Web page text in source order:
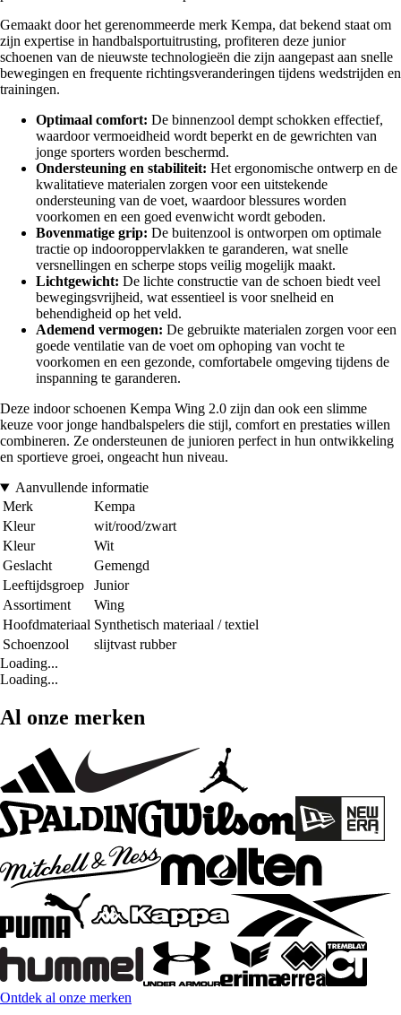
Gemaakt door het gerenommeerde merk Kempa, dat bekend staat om
zijn expertise in handbalsportuitrusting, profiteren deze junior
schoenen van de nieuwste technologieën die zijn aangepast aan snelle
bewegingen en frequente richtingsveranderingen tijdens wedstrijden en
trainingen.
Optimaal comfort: De binnenzool dempt schokken effectief,
waardoor vermoeidheid wordt beperkt en de gewrichten van
jonge sporters worden beschermd.
Ondersteuning en stabiliteit: Het ergonomische ontwerp en de
kwalitatieve materialen zorgen voor een uitstekende
ondersteuning van de voet, waardoor blessures worden
voorkomen en een goed evenwicht wordt geboden.
Bovenmatige grip: De buitenzool is ontworpen om optimale
tractie op indooroppervlakken te garanderen, wat snelle
versnellingen en scherpe stops veilig mogelijk maakt.
Lichtgewicht: De lichte constructie van de schoen biedt veel
bewegingsvrijheid, wat essentieel is voor snelheid en
behendigheid op het veld.
Ademend vermogen: De gebruikte materialen zorgen voor een
goede ventilatie van de voet om ophoping van vocht te
voorkomen en een gezonde, comfortabele omgeving tijdens de
inspanning te garanderen.
Deze indoor schoenen Kempa Wing 2.0 zijn dan ook een slimme
keuze voor jonge handbalspelers die stijl, comfort en prestaties willen
combineren. Ze ondersteunen de junioren perfect in hun ontwikkeling
en sportieve groei, ongeacht hun niveau.
Aanvullende informatie
Merk
Kempa
Kleur
wit/rood/zwart
Kleur
Wit
Geslacht
Gemengd
Leeftijdsgroep
Junior
Assortiment
Wing
Hoofdmateriaal Synthetisch materiaal / textiel
Schoenzool
slijtvast rubber
Loading...
Loading...
Al onze merken
Ontdek al onze merken